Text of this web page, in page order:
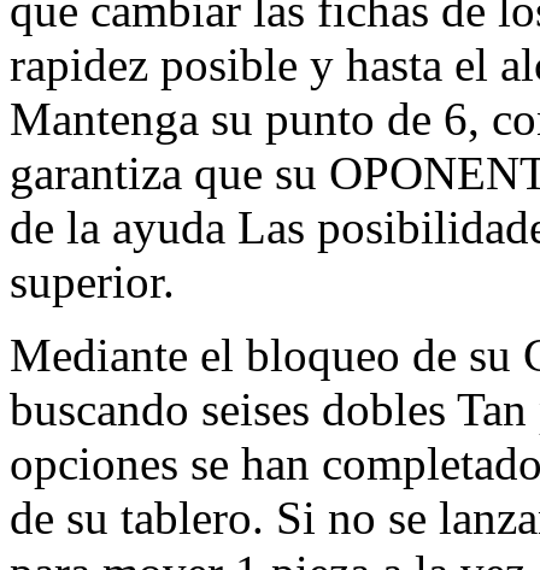
rapidez posible y hasta el
Mantenga su punto de 6,
garantiza que su
de la ayuda Las
superior.
Mediante el bloqueo de su
buscando seises dobles
opciones se han
de su tablero. Si no se